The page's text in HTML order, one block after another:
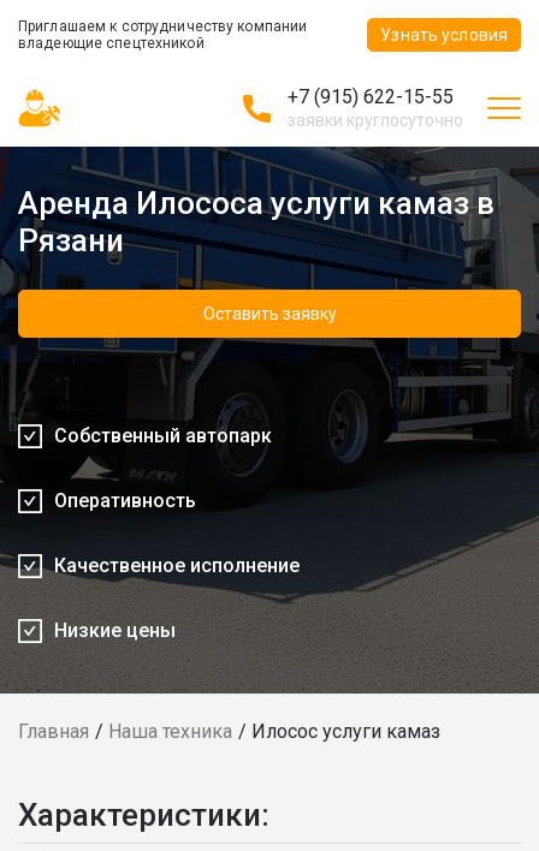
Приглашаем к сотрудничеству компании
владеющие спецтехникой
Узнать условия
+7 (915) 622-15-55
заявки круглосуточно
Аренда Илососа услуги камаз в
Рязани
Оставить заявку
Собственный автопарк
Оперативность
Качественное исполнение
Низкие цены
Главная Наша техника Илосос услуги камаз
Характеристики: